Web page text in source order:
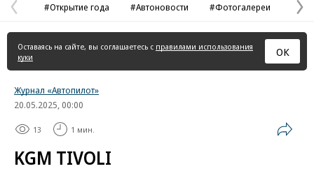
Предыдущая
страница
#Открытие года #Автоновости #Фотогалереи
Оставаясь на сайте, вы соглашаетесь с правилами использования
куки
ОК
Журнал «Автопилот»
20.05.2025, 00:00
13 1 мин.
KGM TIVOLI